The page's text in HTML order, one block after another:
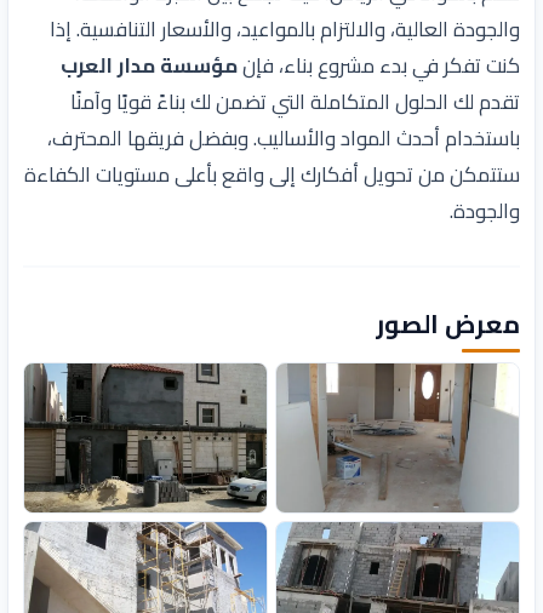
والجودة العالية، والالتزام بالمواعيد، والأسعار التنافسية. إذا
كنت تفكر في بدء مشروع بناء، فإنمؤسسة مدار العرب
تقدم لك الحلول المتكاملة التي تضمن لك بناءً قويًا وآمنًا
باستخدام أحدث المواد والأساليب. وبفضل فريقها المحترف،
ستتمكن من تحويل أفكارك إلى واقع بأعلى مستويات الكفاءة
والجودة.
معرض الصور